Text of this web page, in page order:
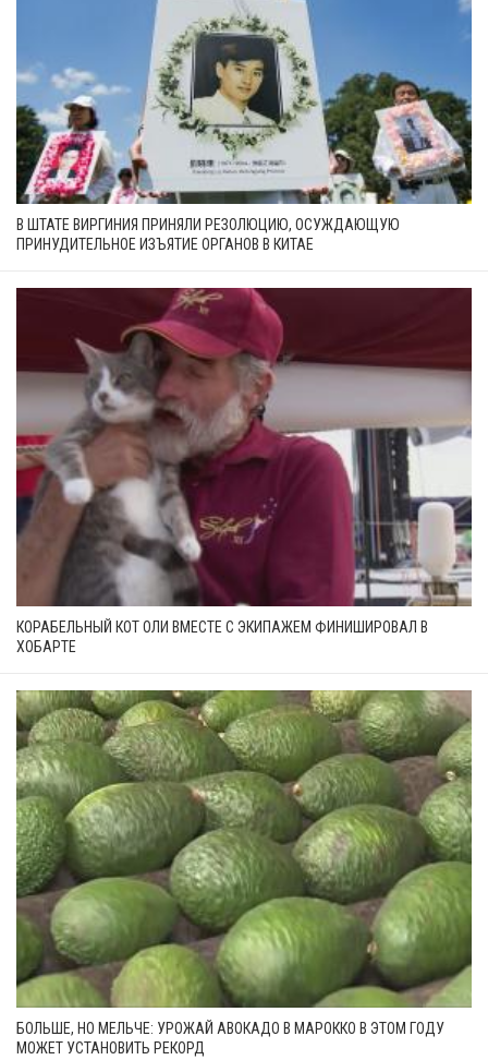
В ШТАТЕ ВИРГИНИЯ ПРИНЯЛИ РЕЗОЛЮЦИЮ, ОСУЖДАЮЩУЮ
ПРИНУДИТЕЛЬНОЕ ИЗЪЯТИЕ ОРГАНОВ В КИТАЕ
КОРАБЕЛЬНЫЙ КОТ ОЛИ ВМЕСТЕ С ЭКИПАЖЕМ ФИНИШИРОВАЛ В
ХОБАРТЕ
БОЛЬШЕ, НО МЕЛЬЧЕ: УРОЖАЙ АВОКАДО В МАРОККО В ЭТОМ ГОДУ
МОЖЕТ УСТАНОВИТЬ РЕКОРД